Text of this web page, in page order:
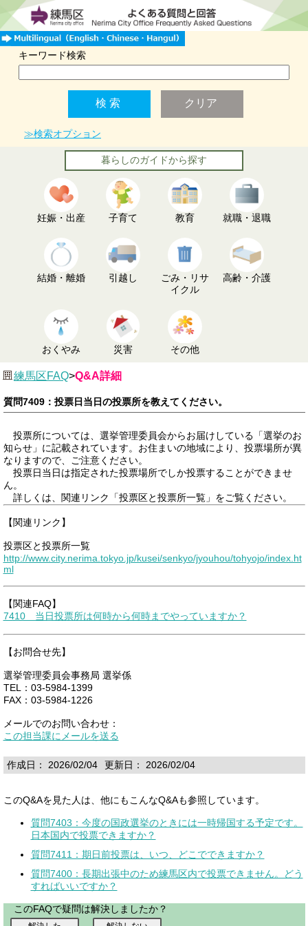
キーワード検索
≫検索オプション
暮らしのガイドから探す
妊娠・出産 子育て 教育 就職・退職
結婚・離婚 引越し
ごみ・リサ
イクル
高齢・介護
おくやみ 災害 その他
練馬区FAQ>Q&A詳細
質問7409：投票日当日の投票所を教えてください。
投票所については、選挙管理委員会からお届けしている「選挙のお
知らせ」に記載されています。お住まいの地域により、投票場所が異
なりますので、ご注意ください。
投票日当日は指定された投票場所でしか投票することができませ
ん。
詳しくは、関連リンク「投票区と投票所一覧」をご覧ください。
【関連リンク】
投票区と投票所一覧
http://www.city.nerima.tokyo.jp/kusei/senkyo/jyouhou/tohyojo/index.ht
ml
【関連FAQ】
7410 当日投票所は何時から何時までやっていますか？
【お問合せ先】
選挙管理委員会事務局 選挙係
TEL：03-5984-1399
FAX：03-5984-1226
メールでのお問い合わせ：
この担当課にメールを送る
作成日： 2026/02/04 更新日： 2026/02/04
このQ&Aを見た人は、他にもこんなQ&Aも参照しています。
質問7403：今度の国政選挙のときには一時帰国する予定です。
日本国内で投票できますか？
質問7411：期日前投票は、いつ、どこでできますか？
質問7400：長期出張中のため練馬区内で投票できません。どう
すればいいですか？
このFAQで疑問は解決しましたか？